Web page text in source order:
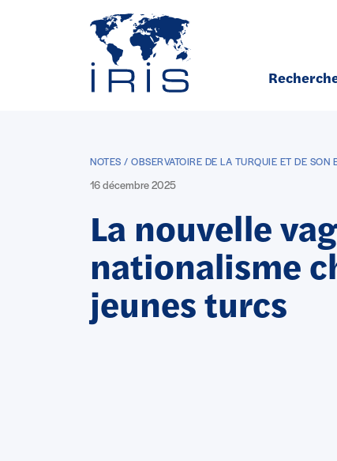
NOTES / OBSERVATOIRE DE LA TURQUIE ET DE SON
16 décembre 2025
La nouvelle
nationalisme
jeunes turcs